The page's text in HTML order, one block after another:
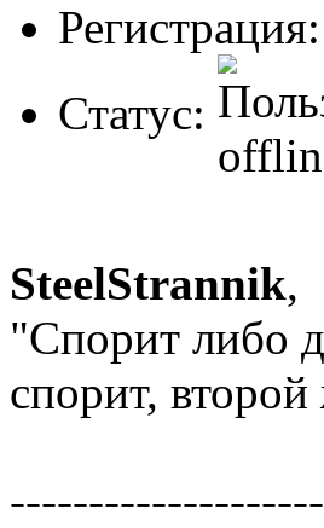
Статус:
SteelStrannik,
"Спорит либо
спорит,
--------------------